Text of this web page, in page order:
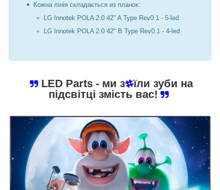
Кожна лінія складається из планок:
LG Innotek POLA 2.0 42" A Type Rev0.1 - 5-led
LG Innotek POLA 2.0 42" B Type Rev0.1 - 4-led
LED Parts - ми з
їли зуби на
підсвітці змість вас!